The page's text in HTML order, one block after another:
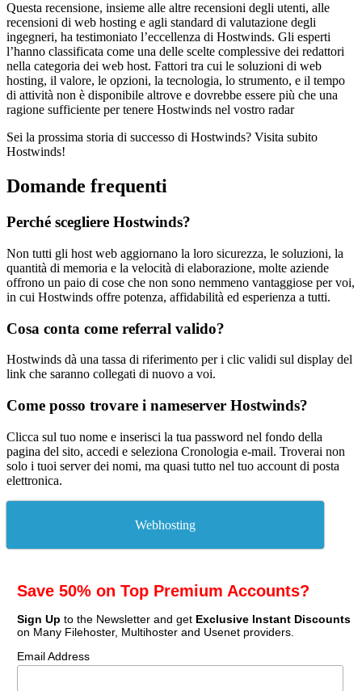
Questa recensione, insieme alle altre recensioni degli utenti, alle
recensioni di web hosting e agli standard di valutazione degli
ingegneri, ha testimoniato l’eccellenza di Hostwinds. Gli esperti
l’hanno classificata come una delle scelte complessive dei redattori
nella categoria dei web host. Fattori tra cui le soluzioni di web
hosting, il valore, le opzioni, la tecnologia, lo strumento, e il tempo
di attività non è disponibile altrove e dovrebbe essere più che una
ragione sufficiente per tenere Hostwinds nel vostro radar
Sei la prossima storia di successo di Hostwinds? Visita subito
Hostwinds!
Domande frequenti
Perché scegliere Hostwinds?
Non tutti gli host web aggiornano la loro sicurezza, le soluzioni, la
quantità di memoria e la velocità di elaborazione, molte aziende
offrono un paio di cose che non sono nemmeno vantaggiose per voi,
in cui Hostwinds offre potenza, affidabilità ed esperienza a tutti.
Cosa conta come referral valido?
Hostwinds dà una tassa di riferimento per i clic validi sul display del
link che saranno collegati di nuovo a voi.
Come posso trovare i nameserver Hostwinds?
Clicca sul tuo nome e inserisci la tua password nel fondo della
pagina del sito, accedi e seleziona Cronologia e-mail. Troverai non
solo i tuoi server dei nomi, ma quasi tutto nel tuo account di posta
elettronica.
Webhosting
Save 50% on Top Premium Accounts?
Sign Up to the Newsletter and get Exclusive Instant Discounts
on Many Filehoster, Multihoster and Usenet providers.
Email Address